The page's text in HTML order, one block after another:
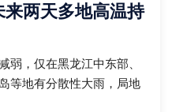
两天多地高温持
弱，仅在黑龙江中东部、
等地有分散性大雨，局地